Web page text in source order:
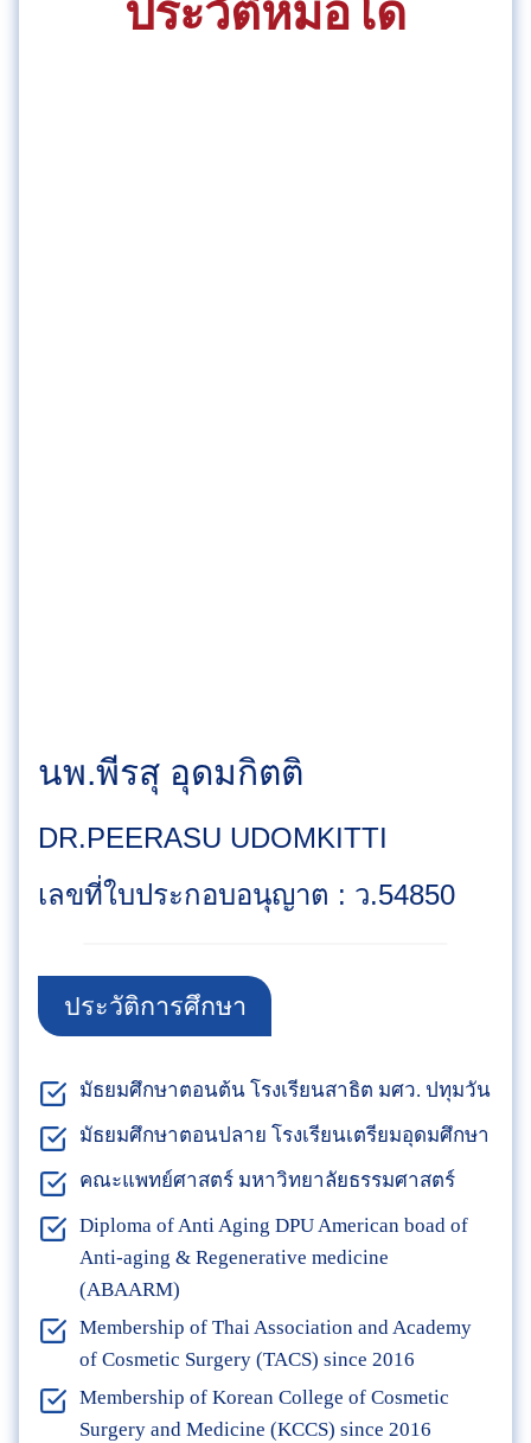
ประวัติหมอโด
นพ.พีรสุ อุดมกิตติ
DR.PEERASU UDOMKITTI
เลขที่ใบประกอบอนุญาต : ว.54850
ประวัติการศึกษา
มัธยมศึกษาตอนต้น โรงเรียนสาธิต มศว. ปทุมวัน
มัธยมศึกษาตอนปลาย โรงเรียนเตรียมอุดมศึกษา
คณะแพทย์ศาสตร์ มหาวิทยาลัยธรรมศาสตร์
Diploma of Anti Aging DPU American boad of
Anti-aging & Regenerative medicine
(ABAARM)
Membership of Thai Association and Academy
of Cosmetic Surgery (TACS) since 2016
Membership of Korean College of Cosmetic
Surgery and Medicine (KCCS) since 2016